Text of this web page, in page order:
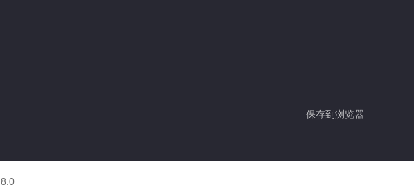
保存到浏览器
8.0